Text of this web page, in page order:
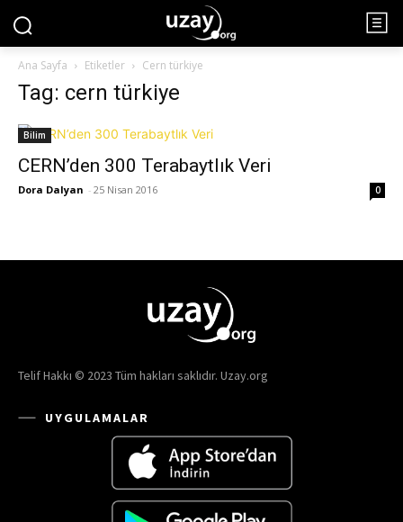
Ana Sayfa Etiketler Cern türkiye
Tag: cern türkiye
Bilim
CERN’den 300 Terabaytlık Veri
Dora Dalyan - 25 Nisan 2016 0
Telif Hakkı © 2023 Tüm hakları saklıdır. Uzay.org
UYGULAMALAR